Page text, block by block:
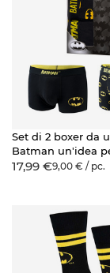
Set di 2 boxer da
Batman un'idea
per un regalo di
17,99 €9,00 € / pc.